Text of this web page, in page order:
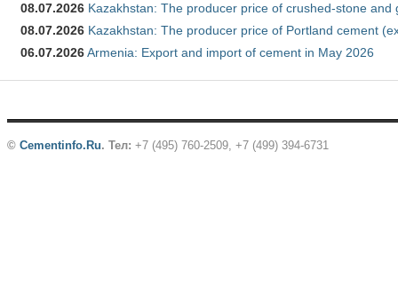
08.07.2026 Kazakhstan: The producer price of crushed-stone and
08.07.2026 Kazakhstan: The producer price of Portland cement
06.07.2026Armenia: Export and import of cement in May 2026
© Cementinfo.Ru. Тел: +7 (495) 760-2509, +7 (499) 394-6731